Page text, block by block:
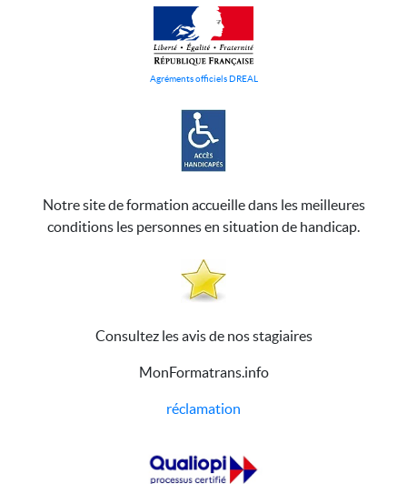
Agréments officiels DREAL
Notre site de formation accueille dans les meilleures
conditions les personnes en situation de handicap.
Consultez les avis de nos stagiaires
MonFormatrans.info
réclamation